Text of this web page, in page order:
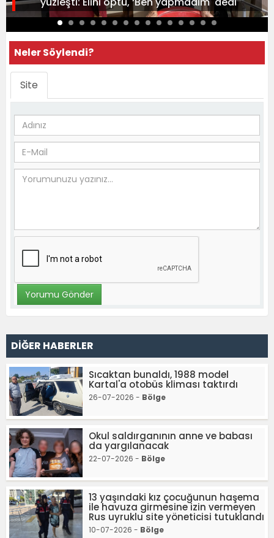
Neler Söylendi?
Site
DİĞER HABERLER
Sıcaktan bunaldı, 1988 model
Kartal'a otobüs kliması taktırdı
26-07-2026 - Bölge
Okul saldırganının anne ve babası
da yargılanacak
22-07-2026 - Bölge
13 yaşındaki kız çocuğunun haşema
ile havuza girmesine izin vermeyen
Rus uyruklu site yöneticisi tutuklandı
10-07-2026 - Bölge